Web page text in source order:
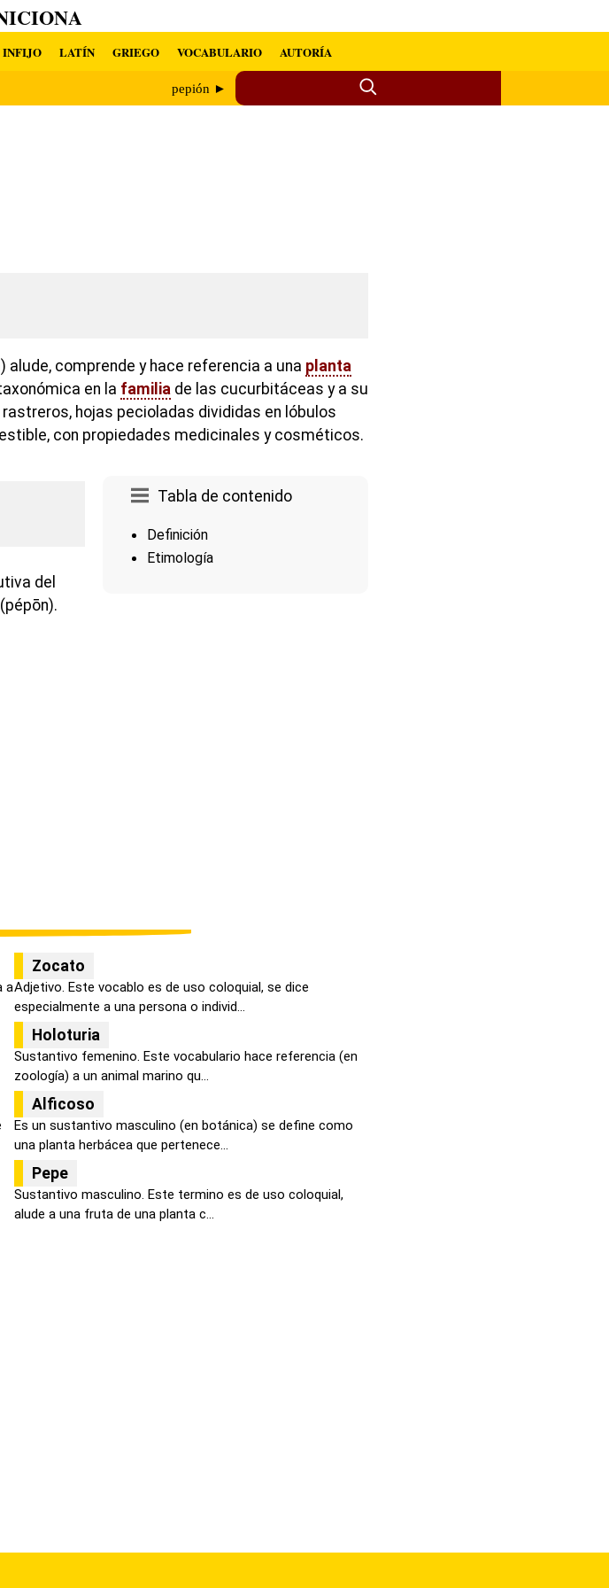
INFIJO LATÍN GRIEGO VOCABULARIO AUTORÍA
pepión ►
comprende y hace referencia a una planta
en la familia de las cucurbitáceas y a su
hojas pecioladas divididas en lóbulos
con propiedades medicinales y cosméticos.
Tabla de contenido
Definición
Etimología
del
a
Zocato
Adjetivo. Este vocablo es de uso coloquial, se dice
especialmente a una persona o individ...
Holoturia
Sustantivo femenino. Este vocabulario hace referencia (en
zoología) a un animal marino qu...
Alficoso
Es un sustantivo masculino (en botánica) se define como
una planta herbácea que pertenece...
Pepe
Sustantivo masculino. Este termino es de uso coloquial,
alude a una fruta de una planta c...